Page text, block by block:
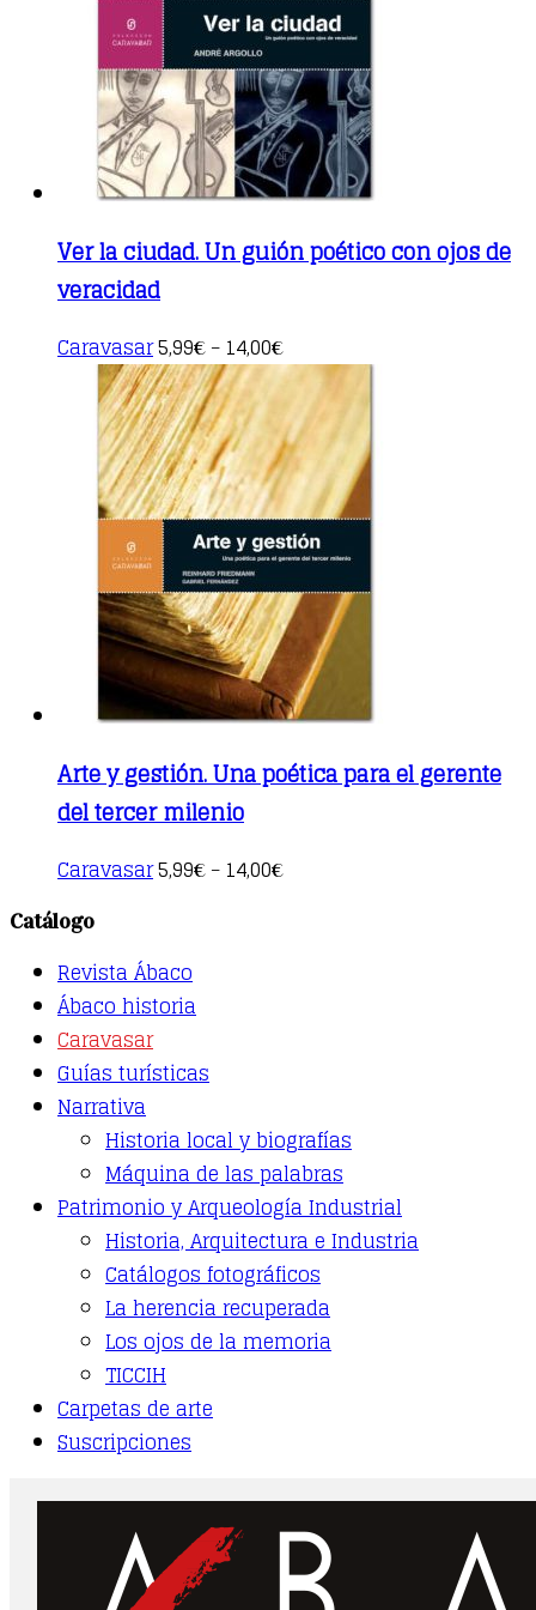
chosen
on
the
product
page
Ver la ciudad. Un guión poético con ojos de
veracidad
Caravasar This
product
has
multiple
variants.
The
options
may
be
chosen
on
the
product
page
5,99€ – 14,00€
Arte y gestión. Una poética para el gerente
del tercer milenio
Caravasar This
product
The
options
may
chosen
on
product
5,99€ – 14,00€
Catálogo
Revista Ábaco
Ábaco historia
Caravasar
Guías turísticas
Narrativa
Historia local y biografías
Máquina de las palabras
Patrimonio y Arqueología Industrial
Historia, Arquitectura e Industria
Catálogos fotográficos
La herencia recuperada
Los ojos de la memoria
TICCIH
Carpetas de arte
Suscripciones